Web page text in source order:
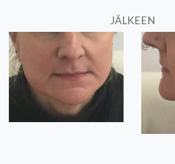
JÄLKEEN